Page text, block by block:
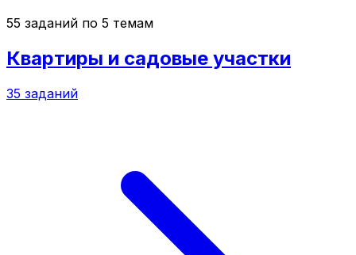
55 заданий по 5 темам
Квартиры и садовые участки
35 заданий